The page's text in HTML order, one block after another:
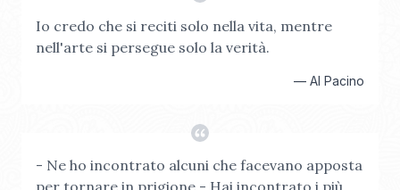
Io credo che si reciti solo nella vita, mentre
nell'arte si persegue solo la verità.
— Al Pacino
- Ne ho incontrato alcuni che facevano apposta
per tornare in prigione.- Hai incontrato i più